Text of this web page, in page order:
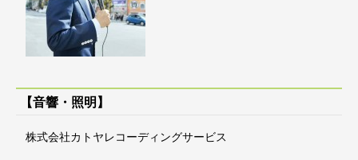
【音響・照明】
株式会社カトヤレコーディングサービス